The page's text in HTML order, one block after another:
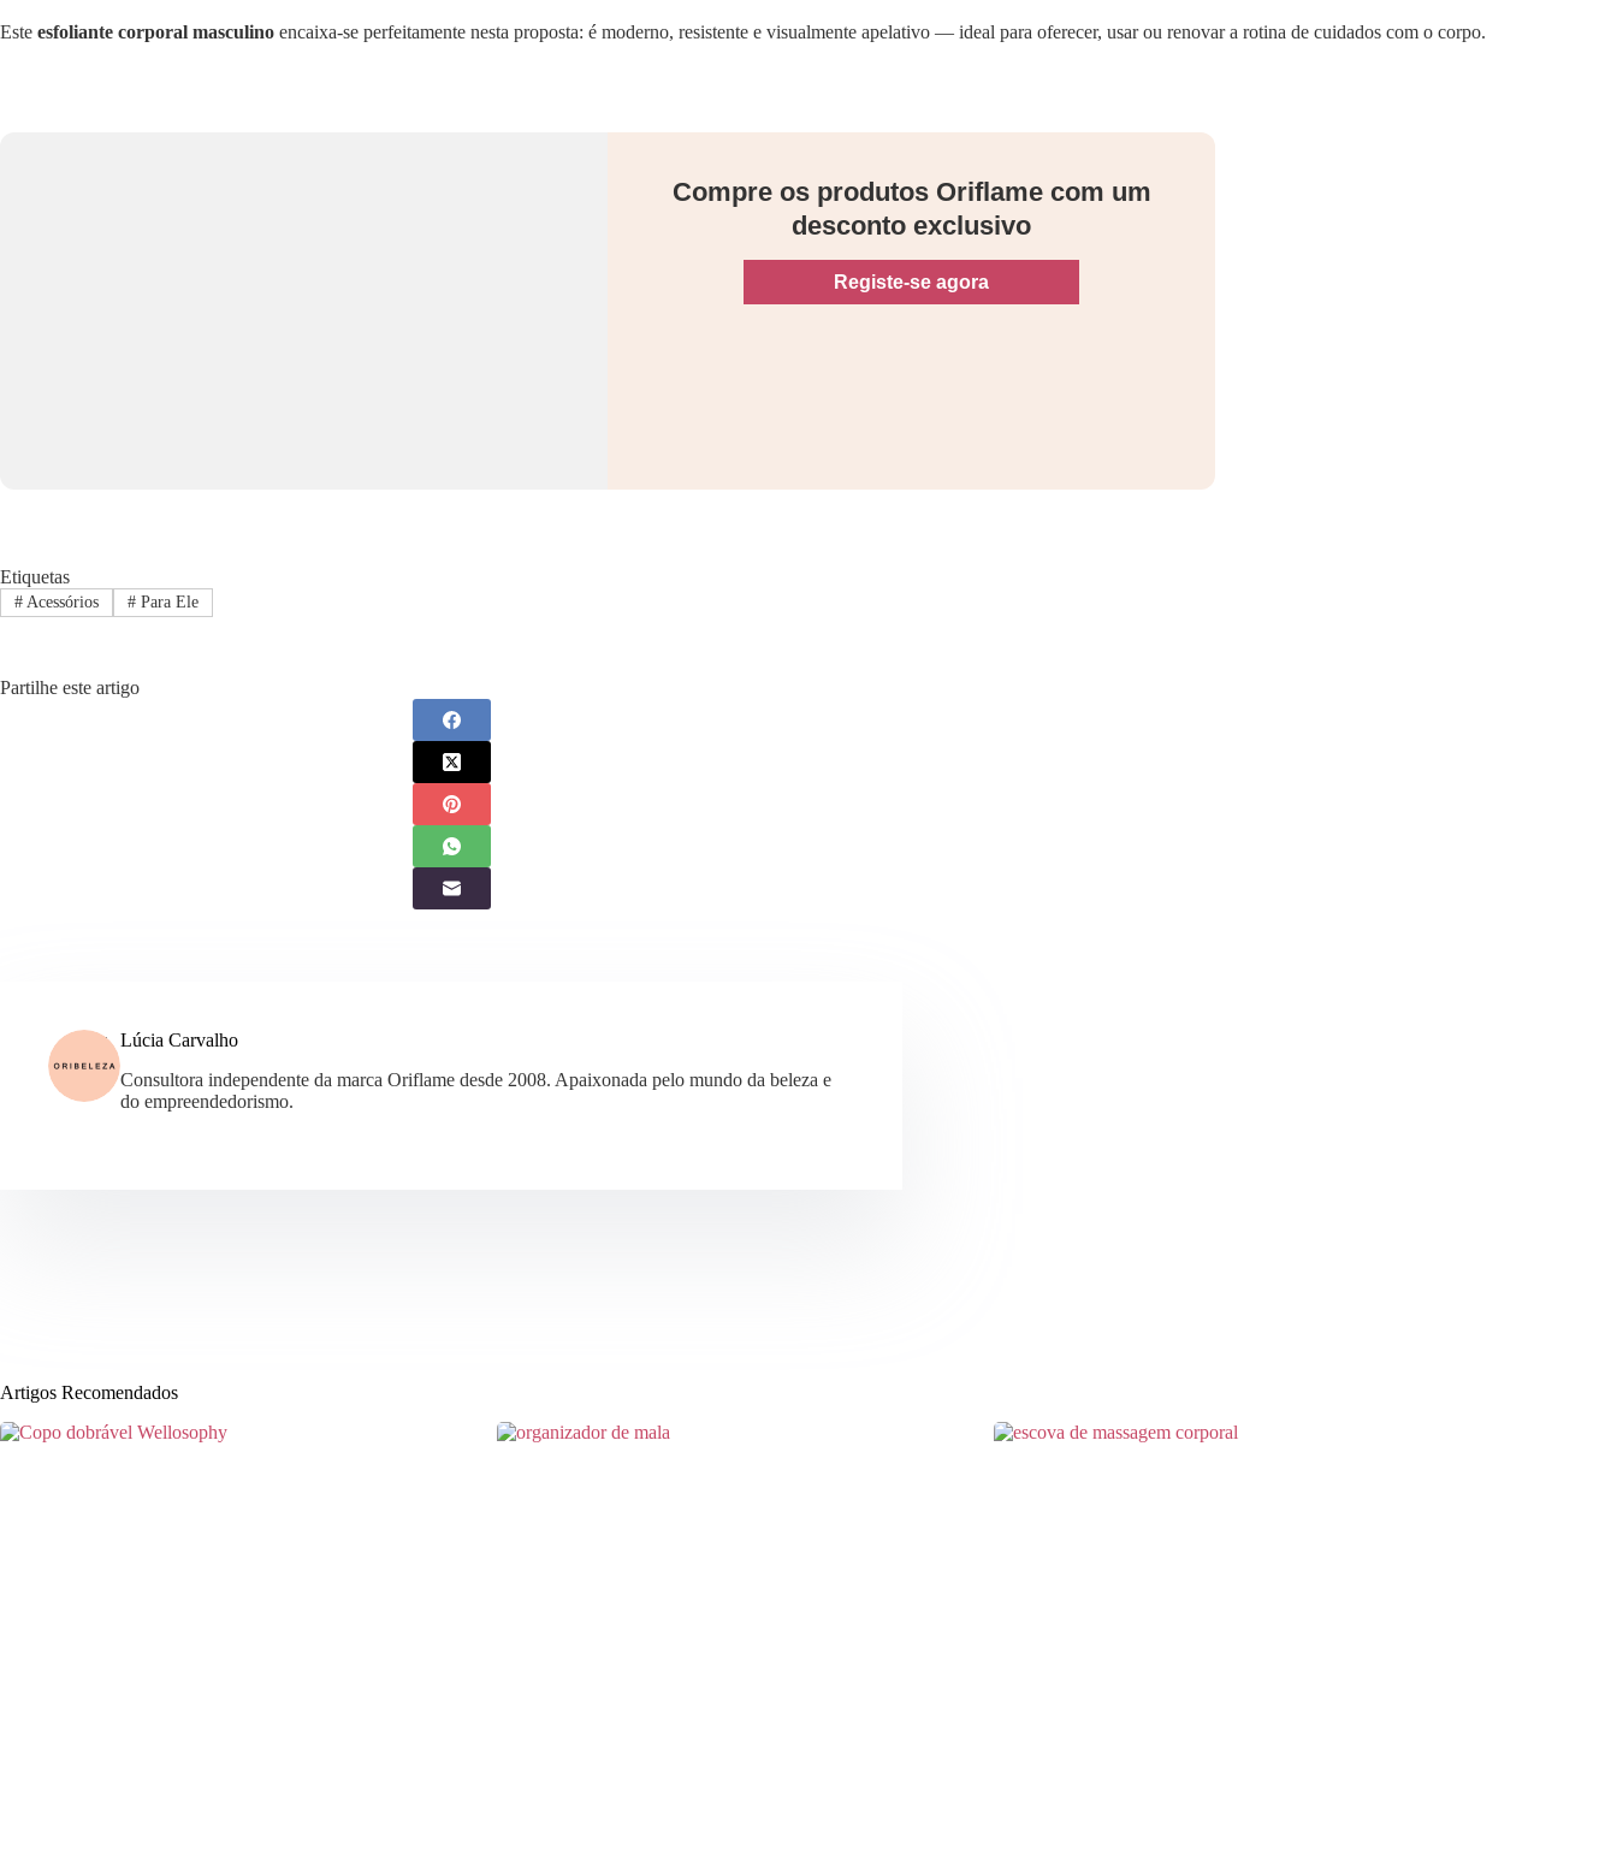
Este esfoliante corporal masculino encaixa-se perfeitamente nesta proposta: é moderno, resistente e visualmente apelativo — ideal para oferecer, usar ou renovar a rotina de cuidados com o corpo.
Compre os produtos Oriflame com um
desconto exclusivo
Registe-se agora
Etiquetas
#Acessórios #Para Ele
Partilhe este artigo
Lúcia Carvalho
Consultora independente da marca Oriflame desde 2008. Apaixonada pelo mundo da beleza e
do empreendedorismo.
Artigos Recomendados